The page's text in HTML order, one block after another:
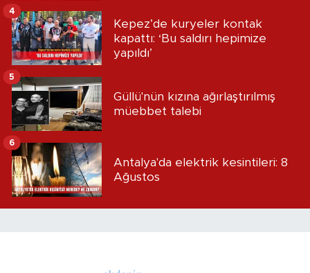
Kepez’de kuryeler kontak
kapattı: ‘Bu saldırı hepimize
yapıldı’
4
Güllü'nün kızına ağırlaştırılmış
müebbet talebi
5
Antalya'da elektrik kesintileri: 8
Ağustos
6